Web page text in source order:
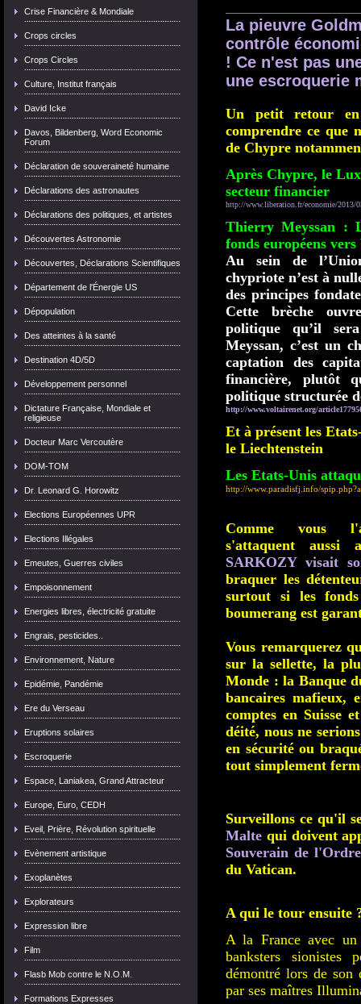
Crise Financière & Mondiale
Crops circles
Crops Circles
Culture, Institut français
David Icke
Davos, Bildenberg, Word Economic
Forum
Déclaration de souveraineté humaine
Déclarations des astronautes
Déclarations des politiques, et artistes
Découvertes Astronomie
Découvertes, Déclarations Scientifiques
Département de l'Énergie US
Dépopulation
Des atteintes à la santé
Destination 4D/5D
Développement personnel
Dictature Française, Mondiale et
religieuse
Docteur Marc Vercoutère
DOM-TOM
Dr. Leonard G. Horowitz
Elections Européennes UPR
Elections Illégales
Emeutes, Guerres civiles
Empoisonnement
Energies libres, électricité gratuite
Engrais, pesticides..
Environnement, Nature
Epidémie, Pandémie
Ere du Verseau
Eruptions solaires
Escroquerie
Espace, Laniakea, Grand Attracteur
Europe, Euro, CEDH
Eveil, Prière, Révolution spirituelle
Evènement artistique
Exoplanètes
Explorateurs
Expression libre
Film
Flasb Mob contre le N.O.M.
Formations Expresses
La pieuvre
contrôle
! Ce n'est pas
une escroquerie
Un petit retour
comprendre ce que
de Chypre
Après Chypre, le
secteur financier
http://www.liberation.fr/economie/2013/
Thierry Meyssan :
fonds européens
Au sein de
chypriote n’est à
des principes
Cette brèche
politique qu’il
Meyssan, c’est un
captation des
financière, plutôt
politique structurée
http://www.voltairenet.org/
Et à présent les
le Liechtenstein
Les Etats-Unis
http://www.paradisfj.info/
Comme vous
s'attaquent aussi
SARKOZY visait
braquer les
surtout si les
boumerang est
Vous remarquerez
sur la sellette, la
Monde : la Banque
bancaires mafieux,
comptes en Suisse
déité, nous ne
en sécurité ou
tout simplement
Surveillons ce qu'il
Malte qui doivent
Souverain de
du Vatican.
A qui le tour ensuite
A la France avec
banksters
démontré lors de son
par ses maîtres